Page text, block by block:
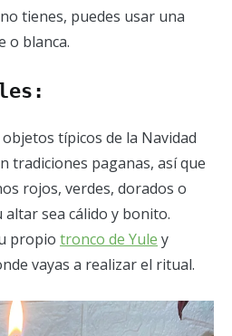
tienes, puedes usar una
o blanca.
típicos de la Navidad
tradiciones paganas, así que
rojos, verdes, dorados o
sea cálido y bonito.
propio tronco de Yule y
vayas a realizar el ritual.